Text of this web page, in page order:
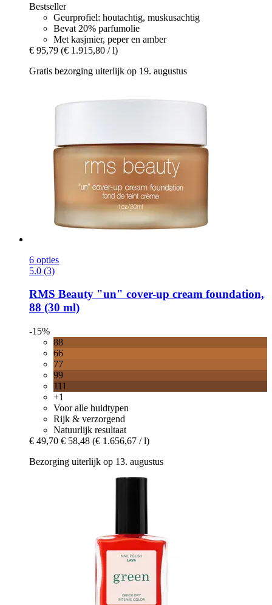
Bestseller
Geurprofiel: houtachtig, muskusachtig
Bevat 20% parfumolie
Met kasjmier, peper en amber
€ 95,79 (€ 1.915,80 / l)
Gratis bezorging uiterlijk op 19. augustus
6 opties
5.0 (3)
RMS Beauty "un" cover-​up cream foundation,
88 (30 ml)
-15%
88
66
77
99
111
+1
Voor alle huidtypen
Rijk & verzorgend
Natuurlijk resultaat
€ 49,70 € 58,48 (€ 1.656,67 / l)
Bezorging uiterlijk op 13. augustus